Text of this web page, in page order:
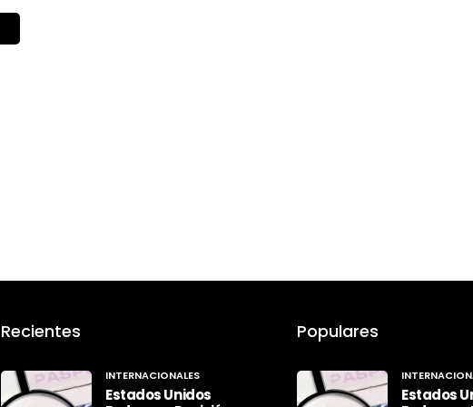
Recientes
INTERNACIONALES
Estados Unidos
Populares
Estados